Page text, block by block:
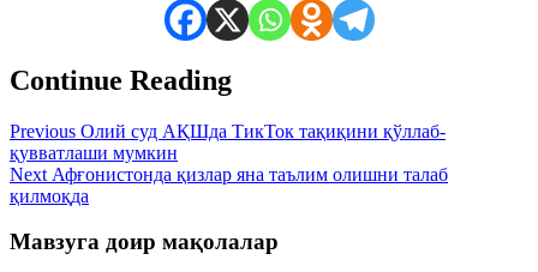
Continue Reading
Previous Олий суд АҚШда ТикТок тақиқини қўллаб-
қувватлаши мумкин
Next Афғонистонда қизлар яна таълим олишни талаб
қилмоқда
Мавзуга доир мақолалар